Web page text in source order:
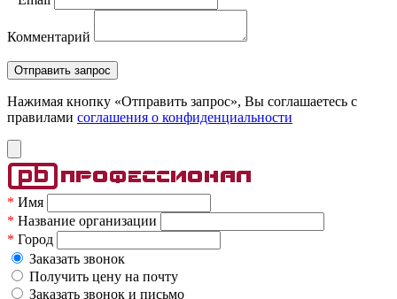
Комментарий
Нажимая кнопку «Отправить запрос», Вы соглашаетесь c
правилами соглашения о конфиденциальности
* Имя
* Название организации
* Город
Заказать звонок
Получить цену на почту
Заказать звонок и письмо